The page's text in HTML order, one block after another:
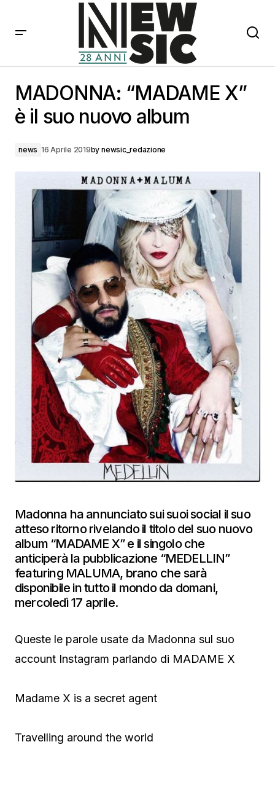
MADONNA: “MADAME X”
è il suo nuovo album
news 16 Aprile 2019by newsic_redazione
Madonna ha annunciato sui suoi social il suo
atteso ritorno rivelando il titolo del suo nuovo
album “MADAME X” e il singolo che
anticiperà la pubblicazione “MEDELLIN”
featuring MALUMA, brano che sarà
disponibile in tutto il mondo da domani,
mercoledì 17 aprile.
Queste le parole usate da Madonna sul suo
account Instagram parlando di MADAME X
Madame X is a secret agent
Travelling around the world